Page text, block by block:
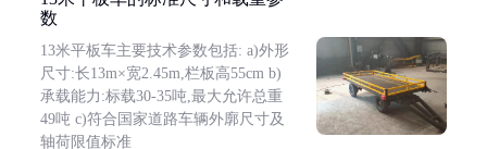
数
13米平板车主要技术参数包括: a)外形
尺寸:长13m×宽2.45m,栏板高55cm b)
承载能力:标载30-35吨,最大允许总重
49吨 c)符合国家道路车辆外廓尺寸及
轴荷限值标准